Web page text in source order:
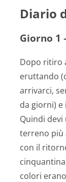
Diario
Giorno 1
Dopo ritiro
eruttando
arrivarci,
da giorni)
Quindi devi
terreno più
con il
colori